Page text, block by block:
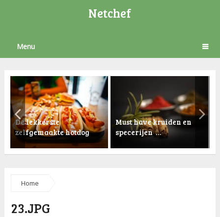
Netchef
Menu
De lekkerste
zelfgemaakte hotdog
Must have kruiden en
specerijen …
Home
23.JPG